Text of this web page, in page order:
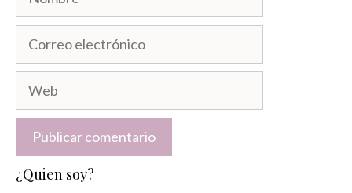
Correo
electrónico
Web
¿Quien soy?